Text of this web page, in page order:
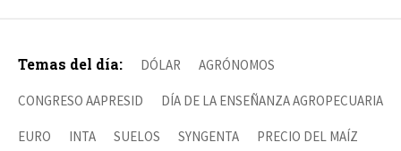
Temas del día: DÓLAR AGRÓNOMOS
CONGRESO AAPRESID DÍA DE LA ENSEÑANZA AGROPECUARIA
EURO INTA SUELOS SYNGENTA PRECIO DEL MAÍZ